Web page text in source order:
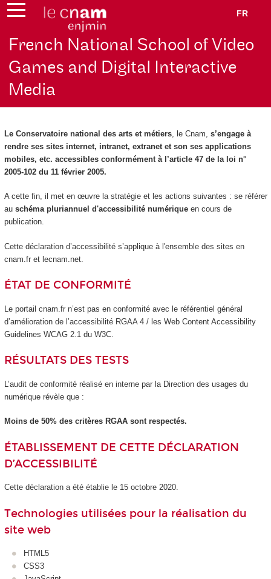
FR
French National School of Video
Games and Digital Interactive
Media
Le Conservatoire national des arts et métiers, le Cnam, s’engage à
rendre ses sites internet, intranet, extranet et son ses applications
mobiles, etc. accessibles conformément à l’article 47 de la loi n°
2005-102 du 11 février 2005.
A cette fin, il met en œuvre la stratégie et les actions suivantes : se référer
au schéma pluriannuel d'accessibilité numériqueen cours de
publication.
Cette déclaration d’accessibilité s’applique à l'ensemble des sites en
cnam.fr et lecnam.net.
ÉTAT DE CONFORMITÉ
Le portail cnam.fr n’est pas en conformité avec le référentiel général
d’amélioration de l’accessibilité RGAA 4 / les Web Content Accessibility
Guidelines WCAG 2.1 du W3C.
RÉSULTATS DES TESTS
L’audit de conformité réalisé en interne par la Direction des usages du
numérique révèle que :
Moins de 50% des critères RGAA sont respectés.
ÉTABLISSEMENT DE CETTE DÉCLARATION
D’ACCESSIBILITÉ
Cette déclaration a été établie le 15 octobre 2020.
Technologies utilisées pour la réalisation du
site web
HTML5
CSS3